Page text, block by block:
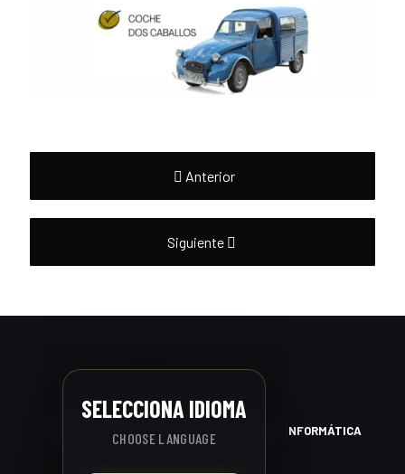
Anterior
Siguiente
SELECCIONA IDIOMA
CHOOSE LANGUAGE BIT INFORMÁTICA